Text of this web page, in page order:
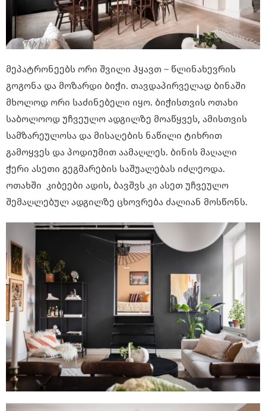
მეპატრონეებს ორი შვილი ჰყავთ – წლინახევრის
გოგონა და მოზარდი ბიჭი. თავდაპირველად ბინაში
მხოლოდ ორი საძინებელი იყო. ბიჭისთვის ოთახი
საბოლოოდ უჩვეულო ადგილზე მოაწყვეს, ამისთვის
სამზარეულოსა და მისაღების ნაწილი ტიხრით
გამოყვეს და პოდიუმით აამაღლეს. ბინის მაღალი
ჭერი ასეთი გეგმარების საშუალებას იძლეოდა.
ოთახში კიბეები ადის, ბავშვს კი ასეთ უჩვეულო
შემაღლებულ ადგილზე ცხოვრება ძალიან მოსწონს.